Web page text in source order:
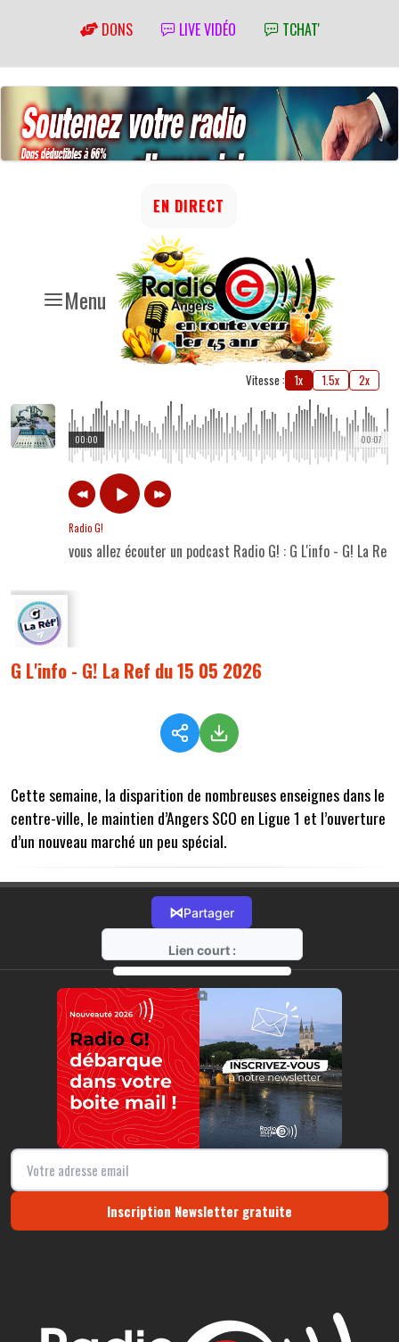
DONS LIVE VIDÉO TCHAT'
Menu
EN DIRECT
Vitesse : 1x 1.5x 2x
00:07
00:00
Radio G!
vous allez écouter un podcast Radio G! : G L'info - G! La
G L'info - G! La Ref du 15 05 2026
Cette semaine, la disparition de nombreuses enseignes dans le
centre-ville, le maintien d’Angers SCO en Ligue 1 et l’ouverture
d’un nouveau marché un peu spécial.
⋈Partager
Lien court :
https://radio-g.fr?22275
⧉
Inscription Newsletter gratuite